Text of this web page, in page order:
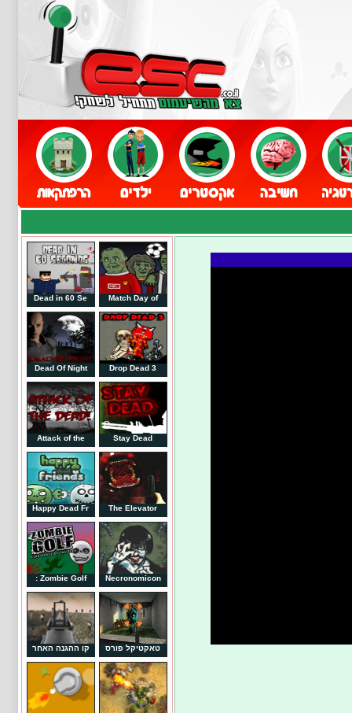
Match Day of
Dead in 60 Se
Drop Dead 3
Dead Of Night
Stay Dead
Attack of the
The Elevator
Happy Dead Fr
Necronomicon
Zombie Golf :
טאקטיקל פורס קו ההגנה האחר